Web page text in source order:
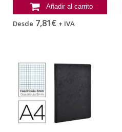
Añadir al carrito
Desde 7,81€ + IVA